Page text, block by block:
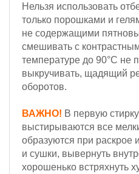
Нельзя использовать
только порошками и
не содержащими
смешивать с
температуре до 90°С не
выкручивать, щадящий
оборотов.
ВАЖНО! В первую
выстирываются все
образуются при раскрое
и сушки, вывернуть
хорошенько встряхнуть